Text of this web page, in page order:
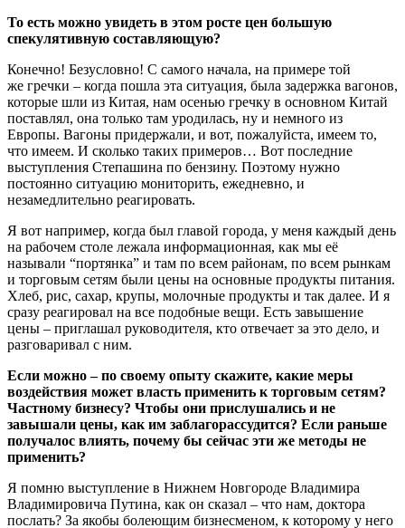
То есть можно увидеть в этом росте цен большую
спекулятивную составляющую?
Конечно! Безусловно! С самого начала, на примере той
же гречки – когда пошла эта ситуация, была задержка вагонов,
которые шли из Китая, нам осенью гречку в основном Китай
поставлял, она только там уродилась, ну и немного из
Европы. Вагоны придержали, и вот, пожалуйста, имеем то,
что имеем. И сколько таких примеров… Вот последние
выступления Степашина по бензину. Поэтому нужно
постоянно ситуацию мониторить, ежедневно, и
незамедлительно реагировать.
Я вот например, когда был главой города, у меня каждый день
на рабочем столе лежала информационная, как мы её
называли “портянка” и там по всем районам, по всем рынкам
и торговым сетям были цены на основные продукты питания.
Хлеб, рис, сахар, крупы, молочные продукты и так далее. И я
сразу реагировал на все подобные вещи. Есть завышение
цены – приглашал руководителя, кто отвечает за это дело, и
разговаривал с ним.
Если можно – по своему опыту скажите, какие меры
воздействия может власть применить к торговым сетям?
Частному бизнесу? Чтобы они прислушались и не
завышали цены, как им заблагорассудится? Если раньше
получалос влиять, почему бы сейчас эти же методы не
применить?
Я помню выступление в Нижнем Новгороде Владимира
Владимировича Путина, как он сказал – что нам, доктора
послать? За якобы болеющим бизнесменом, к которому у него